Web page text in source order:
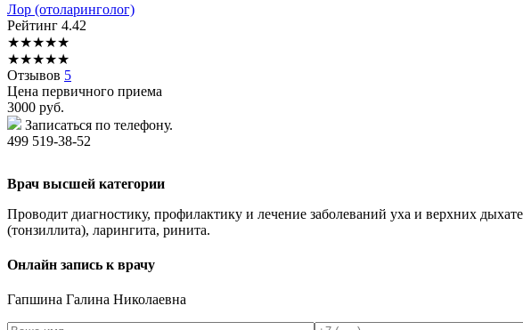
Лор (отоларинголог)
Рейтинг 4.42
★★★★★
★★★★★
Отзывов 5
Цена первичного приема
3000 руб.
Записаться по телефону.
499 519-38-52
Врач высшей категории
Проводит диагностику, профилактику и лечение заболеваний уха и верхних
(тонзиллита), ларингита, ринита.
Онлайн запись к врачу
Гапшина Галина Николаевна